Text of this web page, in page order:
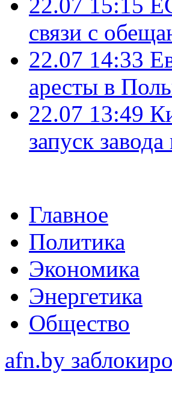
связи с
22.07 14:33
аресты в
22.07 13:49
запуск
Главное
Политика
Экономика
Энергетика
Общество
afn.by